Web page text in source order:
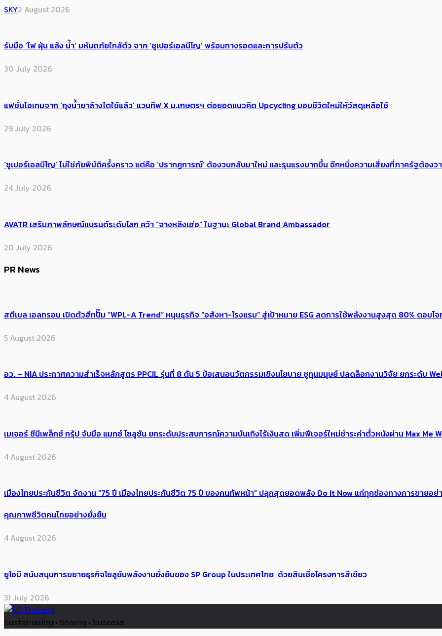
SKY2 August 2026
รับมือ ‘ไฟ ฝุ่น แล้ง น้ำ’ มหันตภัยใกล้ตัว จาก ‘ซูเปอร์เอลนีโญ’ พร้อมทางรอดและการปรับตัว
30 July 2026
แฟชั่นไอเทมจาก ‘ถุงน้ำยาล้างไตใช้แล้ว’ แวนทีฟ X ม.เกษตรฯ ต่อยอดแนวคิด Upcycling มอบชีวิตใหม่ให้วัสดุเหลือใช้
29 July 2026
‘ซูเปอร์เอลนีโญ’ ไม่ใช่ภัยพิบัติครั้งคราว แต่คือ ‘ปรากฏการณ์’ ​ต้อง​วนกลับมาใหม่ และรุนแรงมากขึ้น อีกหนึ่งความเสี่ยงที่ภาครัฐต้อง
24 July 2026
AVATR เสริมภาพลักษณ์แบรนด์ระดับโลก คว้า “จางหลิงเฮ่อ” ในฐานะ Global Brand Ambassador
20 July 2026
PR News
สตีเบล เอลทรอน เปิดตัวฮีทปั๊ม “WPL-A Trend” หนุนธุรกิจ “อสังหา-โรงแรม” สู่เป้าหมาย ESG ลดการใช้พลังงานสูงสุด 80% ตอบโ
5 August 2026
อว. – NIA ประกาศความสำเร็จหลักสูตร PPCIL รุ่นที่ 8 ดัน 5 ข้อเสนอนวัตกรรมเชิงนโยบาย ชูทุนมนุษย์ ปลดล็อกงานวิจัย ยกระดับ
4 August 2026
เมเจอร์ ซีนีเพล็กซ์ กรุ้ป จับมือ แมกซ์ โซลูชัน ยกระดับประสบการณ์ความบันเทิงไร้เงินสด เพิ่มฟีเจอร์ใหม่ชำระค่าตั๋วหนังผ่าน Max
4 August 2026
เมืองไทยประกันชีวิต จัดงาน “75 ปี เมืองไทยประกันชีวิต 75 ปี ของคนทัพหน้า” ปลุกสุดยอดพลัง Do It Now แก่ทุกช่องทางการขาย
คุณภาพชีวิตคนไทยอย่างยั่งยืน
4 August 2026
ยูโอบี สนับสนุนการขยายธุรกิจโซลูชันพลังงานยั่งยืนของ SP Group ในประเทศไทย ด้วยสินเชื่อโครงการสีเขียว
31 July 2026
Sustainability • Sharing • Success